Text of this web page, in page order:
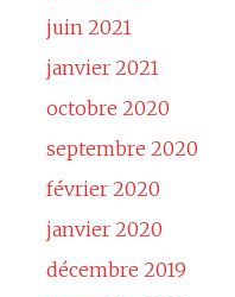
juin 2021
janvier 2021
octobre 2020
septembre 2020
février 2020
janvier 2020
décembre 2019